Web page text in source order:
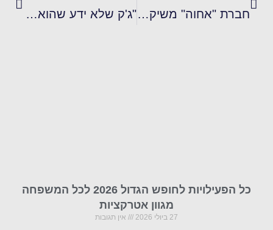
חברת "אחוה" משיקה טחינה גולמית חדשה: טחינה מסורתית "ג'ק שלא ידע שהוא ג'וק" ספר ביכורים של טלי יעקובי שוורץ
כל הפעילויות לחופש הגדול 2026 לכל המשפחה
מגוון אטרקציות
27 ביולי 2026 אין תגובות